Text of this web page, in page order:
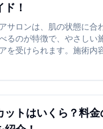
！
サロンは、肌の状態に合
るのが特徴で、やさしい
を受けられます。施術内
て選ぶことで、旅行中で
ットはいくら？料